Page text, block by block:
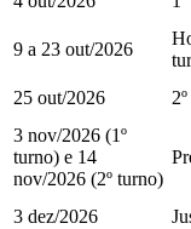
9 a 23 out/2026
25 out/2026
3 nov/2026 (1º
turno) e 14
nov/2026 (2º turno)
3 dez/2026